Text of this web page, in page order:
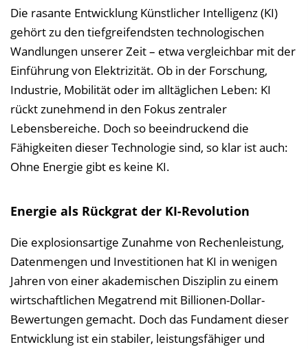
s
i
b
n
Die rasante Entwicklung Künstlicher Intelligenz (KI)
gehört zu den tiefgreifendsten technologischen
Wandlungen unserer Zeit – etwa vergleichbar mit der
Einführung von Elektrizität. Ob in der Forschung,
Industrie, Mobilität oder im alltäglichen Leben: KI
rückt zunehmend in den Fokus zentraler
Lebensbereiche. Doch so beeindruckend die
Fähigkeiten dieser Technologie sind, so klar ist auch:
Ohne Energie gibt es keine KI.
Energie als Rückgrat der KI-Revolution
Die explosionsartige Zunahme von Rechenleistung,
Datenmengen und Investitionen hat KI in wenigen
Jahren von einer akademischen Disziplin zu einem
wirtschaftlichen Megatrend mit Billionen-Dollar-
Bewertungen gemacht. Doch das Fundament dieser
Entwicklung ist ein stabiler, leistungsfähiger und